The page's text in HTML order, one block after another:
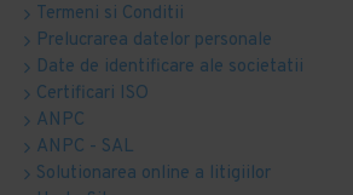
Termeni si Conditii
Prelucrarea datelor personale
Date de identificare ale societatii
Certificari ISO
ANPC
ANPC - SAL
Solutionarea online a litigiilor